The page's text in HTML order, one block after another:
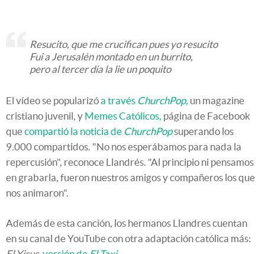
Resucito, que me crucifican pues yo resucito
Fui a Jerusalén montado en un burrito,
pero al tercer día la lie un poquito
El vídeo se popularizóa través ChurchPop, un magazine
cristiano juvenil, y Memes Católicos, página de Facebook
quecompartió la noticia de ChurchPopsuperando los
9.000 compartidos. "No nos esperábamos para nada la
repercusión", reconoce Llandrés. "Al principio ni pensamos
en grabarla, fueron nuestros amigos y compañeros los que
nos animaron".
Además de esta canción, los hermanos Llandres cuentan
en su canal de YouTube con otra adaptación católica más: